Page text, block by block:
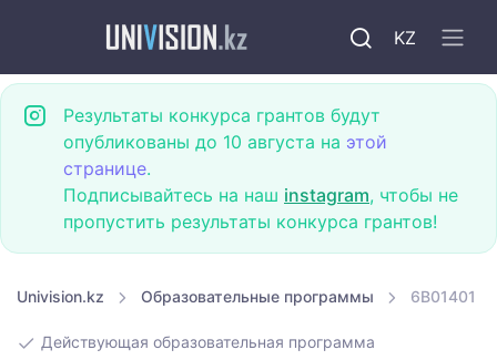
KZ
Результаты конкурса грантов будут
опубликованы до 10 августа на этой
странице.
Подписывайтесь на наш instagram, чтобы не
пропустить результаты конкурса грантов!
Univision.kz Образовательные программы 6B01401
Действующая образовательная программа